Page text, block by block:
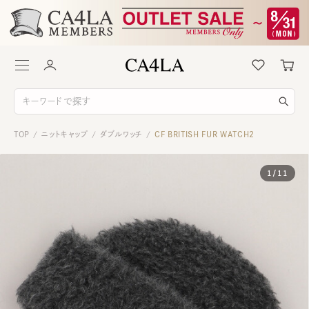
TOP / ニットキャップ / ダブルワッチ / CF BRITISH FUR WATCH2
1 / 11